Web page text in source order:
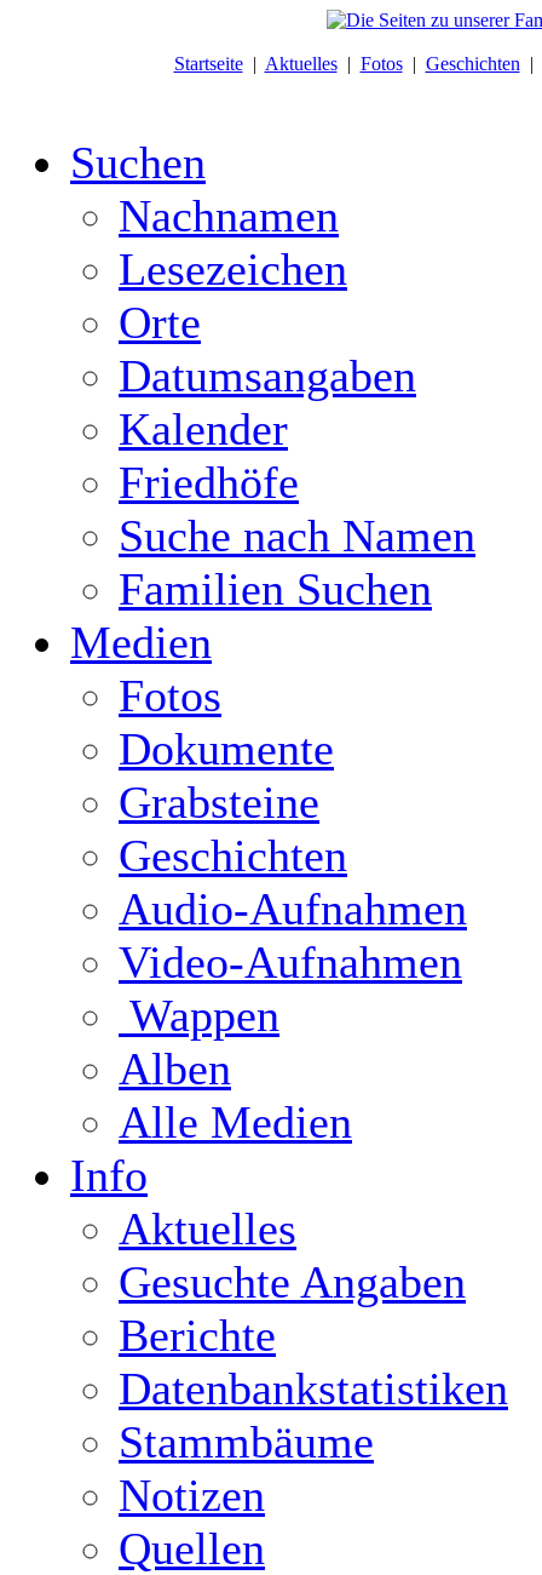
Startseite| Aktuelles| Fotos| Geschichten |
Suchen
Nachnamen
Lesezeichen
Orte
Datumsangaben
Kalender
Friedhöfe
Suche nach Namen
Familien Suchen
Medien
Fotos
Dokumente
Grabsteine
Geschichten
Audio-Aufnahmen
Video-Aufnahmen
Wappen
Alben
Alle Medien
Info
Aktuelles
Gesuchte Angaben
Berichte
Datenbankstatistiken
Stammbäume
Notizen
Quellen